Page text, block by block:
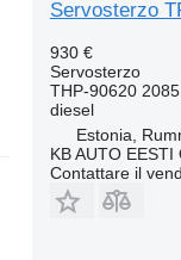
Servosterzo
930 €
Servosterzo
THP-90620
diesel
Estonia,
KB AUTO EESTI
Contattare il